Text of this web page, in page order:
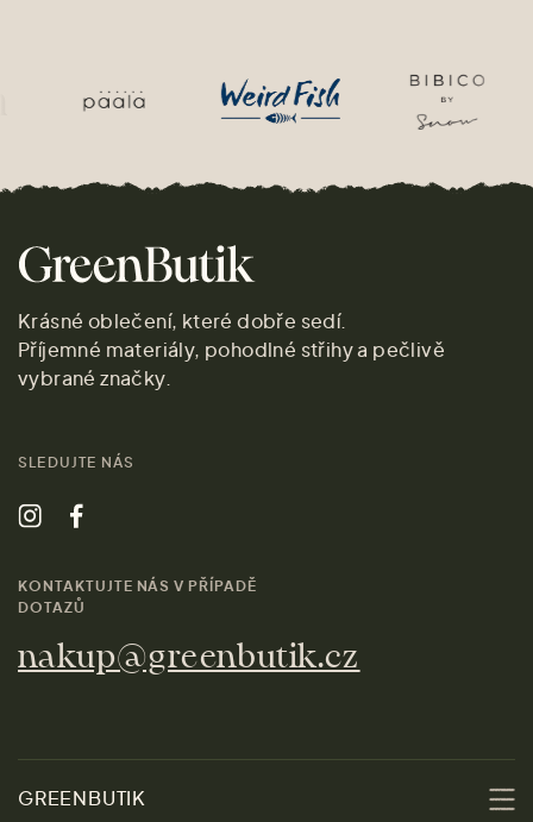
Krásné oblečení, které dobře sedí.
Příjemné materiály, pohodlné střihy a pečlivě
vybrané značky.
SLEDUJTE NÁS
KONTAKTUJTE NÁS V PŘÍPADĚ
DOTAZŮ
nakup@greenbutik.cz
GREENBUTIK